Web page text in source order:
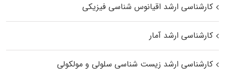
کارشناسی ارشد اقیانوس‌ شناسی فیزیکی
کارشناسی ارشد آمار
کارشناسی ارشد زیست شناسی سلولی و مولکولی